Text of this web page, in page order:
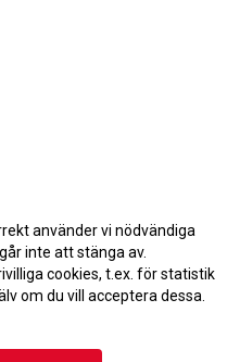
använder vi nödvändiga
inte att stänga av.
cookies, t.ex. för statistik
om du vill acceptera dessa.